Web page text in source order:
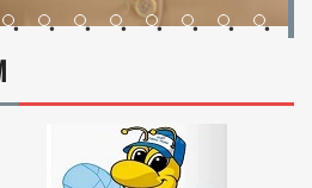
• • • • • • • •